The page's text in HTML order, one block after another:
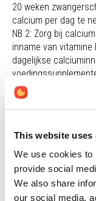
This website uses
We use cookies to
provide social
We also share
our social media,
20 weken
calcium per dag te
NB 2: Zorg bij
inname van vitamine
dagelijkse
Interactie
bevordert de
(depositie in
bloedvaten).
Verschillende
waaronder